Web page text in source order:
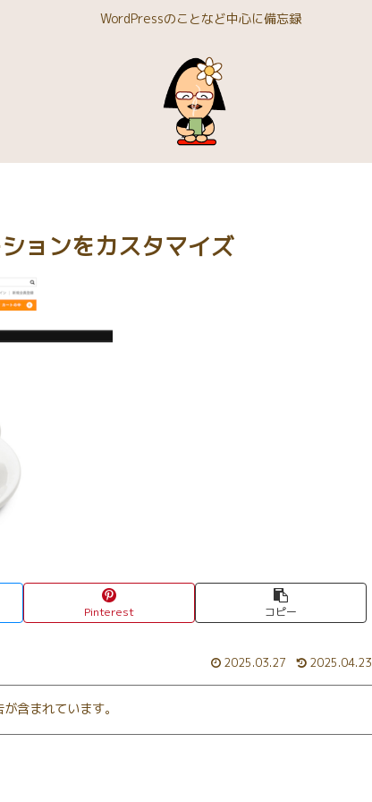
WordPressのことなど中心に備忘録
ョンをカスタマイズ
Pinterest コピー
2025.03.27 2025.04.23
含まれています。